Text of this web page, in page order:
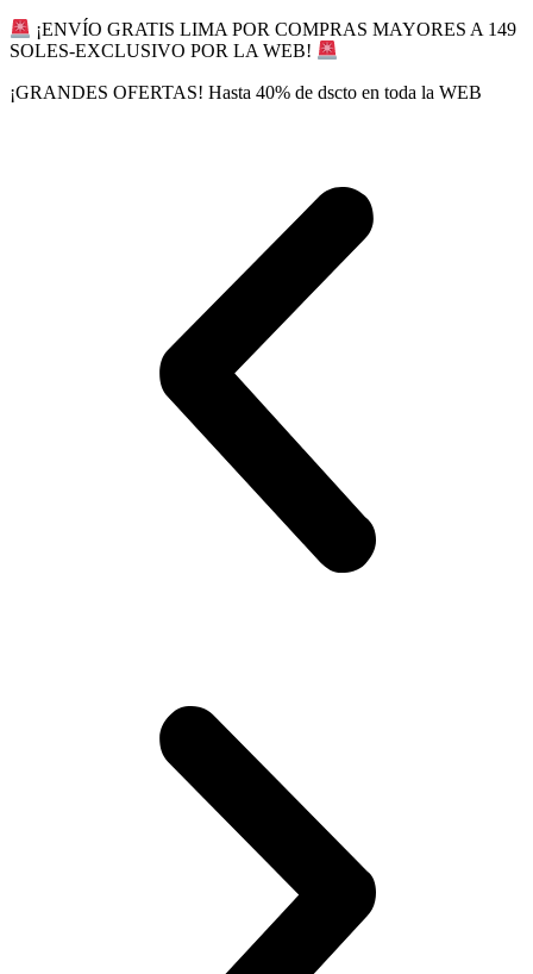
Ir
al
¡ENVÍO GRATIS LIMA POR COMPRAS MAYORES A 149
SOLES-EXCLUSIVO POR LA WEB!
¡GRANDES OFERTAS! Hasta 40% de dscto en toda la WEB